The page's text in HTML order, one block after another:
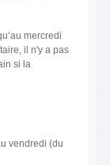
mercredi
il n'y a pas
si la
vendredi (du